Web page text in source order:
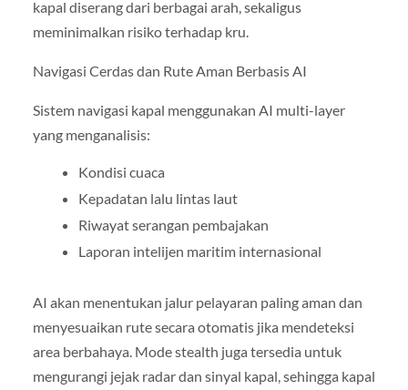
kapal diserang dari berbagai arah, sekaligus
meminimalkan risiko terhadap kru.
Navigasi Cerdas dan Rute Aman Berbasis AI
Sistem navigasi kapal menggunakan AI multi-layer
yang menganalisis:
Kondisi cuaca
Kepadatan lalu lintas laut
Riwayat serangan pembajakan
Laporan intelijen maritim internasional
AI akan menentukan jalur pelayaran paling aman dan
menyesuaikan rute secara otomatis jika mendeteksi
area berbahaya. Mode stealth juga tersedia untuk
mengurangi jejak radar dan sinyal kapal, sehingga kapal